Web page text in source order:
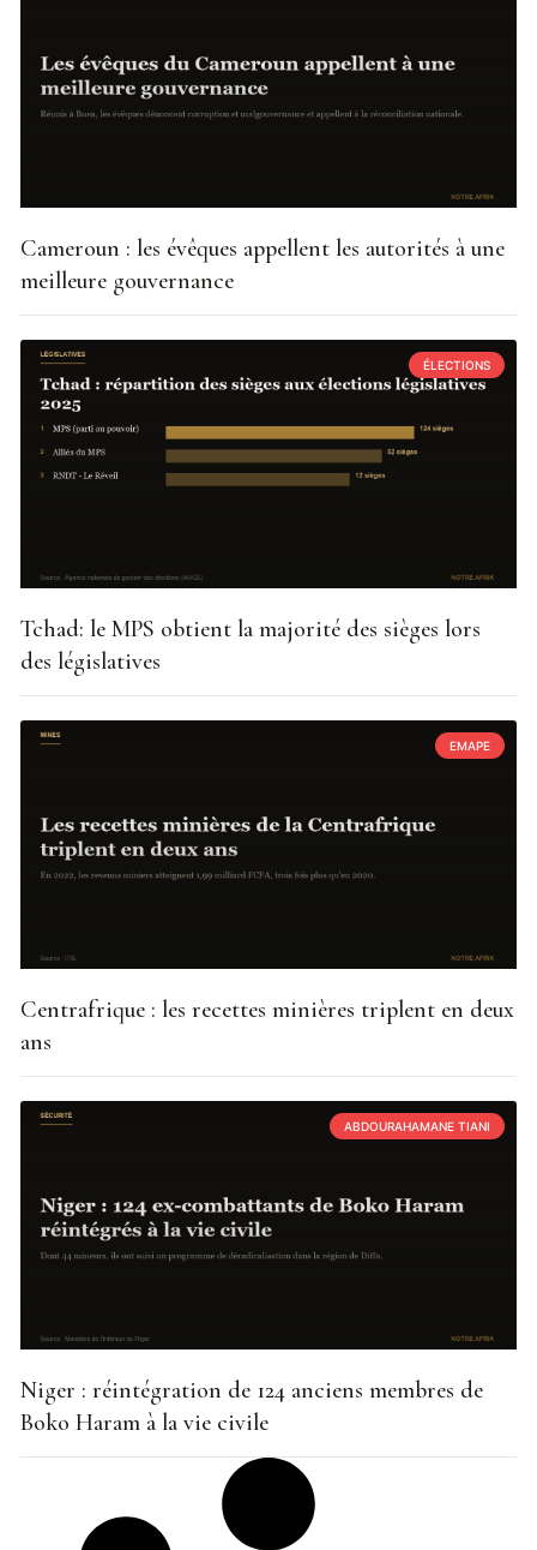
Cameroun : les évêques appellent les autorités à une
meilleure gouvernance
ÉLECTIONS
Tchad: le MPS obtient la majorité des sièges lors
des législatives
EMAPE
Centrafrique : les recettes minières triplent en deux
ans
ABDOURAHAMANE TIANI
Niger : réintégration de 124 anciens membres de
Boko Haram à la vie civile